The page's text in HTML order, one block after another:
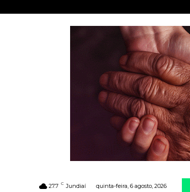
27.7 C Jundiaí quinta-feira, 6 agosto, 2026